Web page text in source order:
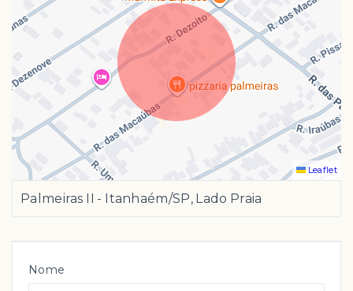
Nome
Leaflet
Palmeiras II - Itanhaém/SP, Lado Praia